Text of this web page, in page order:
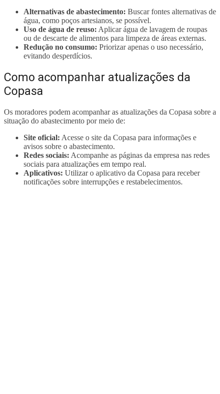
Alternativas de abastecimento: Buscar fontes alternativas de
água, como poços artesianos, se possível.
Uso de água de reuso: Aplicar água de lavagem de roupas
ou de descarte de alimentos para limpeza de áreas externas.
Redução no consumo: Priorizar apenas o uso necessário,
evitando desperdícios.
Como acompanhar atualizações da
Copasa
Os moradores podem acompanhar as atualizações da Copasa sobre a
situação do abastecimento por meio de:
Site oficial: Acesse o site da Copasa para informações e
avisos sobre o abastecimento.
Redes sociais: Acompanhe as páginas da empresa nas redes
sociais para atualizações em tempo real.
Aplicativos: Utilizar o aplicativo da Copasa para receber
notificações sobre interrupções e restabelecimentos.